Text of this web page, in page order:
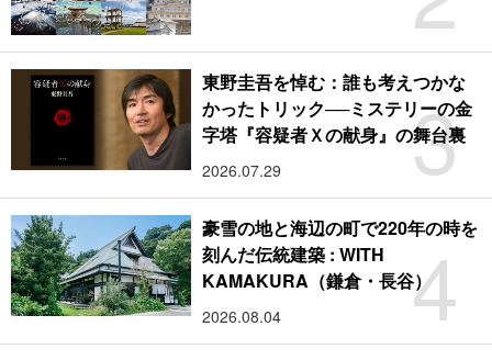
3
東野圭吾を悼む：誰も考えつかな
かったトリック──ミステリーの金
字塔『容疑者Ｘの献身』の舞台裏
2026.07.29
4
豪雪の地と海辺の町で220年の時を
刻んだ伝統建築 : WITH
KAMAKURA（鎌倉・長谷）
2026.08.04